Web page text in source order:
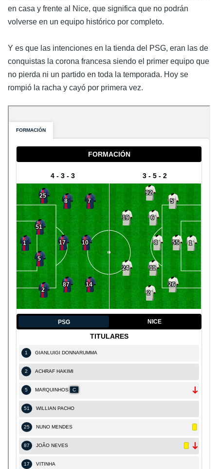
en casa y frente al
Nice, que significa que no podrán
volverse en un equipo histórico por completo.
Y es que las intenciones en la tienda del PSG, eran las de
conquistas la corona francesa siendo el primer equipo que
no pierda ni un partido en toda la temporada. Hoy se
rompió la racha y cayó por primera vez.